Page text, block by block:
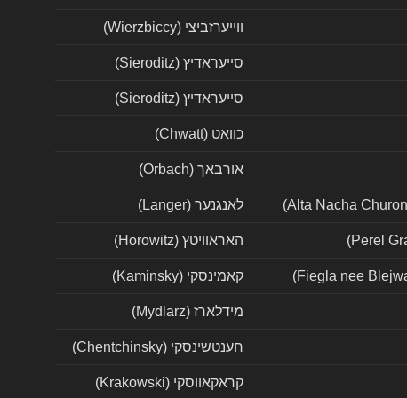
ווייערזביצי (Wierzbiccy)
סייעראדיץ (Sieroditz)
סייעראדיץ (Sieroditz)
כוואט (Chwatt)
אורבאך (Orbach)
לאנגנער (Langer)
האראוויטץ (Horowitz)
קאמינסקי (Kaminsky)
מידלארז (Mydlarz)
חענטשינסקי (Chentchinsky)
קראקאווסקי (Krakowski)